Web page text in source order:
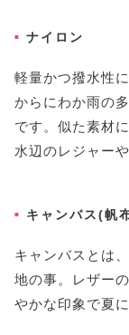
ナイロン
軽量かつ撥水性
からにわか雨の
です。似た素材
水辺のレジャー
キャンバス(帆
キャンバスとは
地の事。レザー
やかな印象で夏